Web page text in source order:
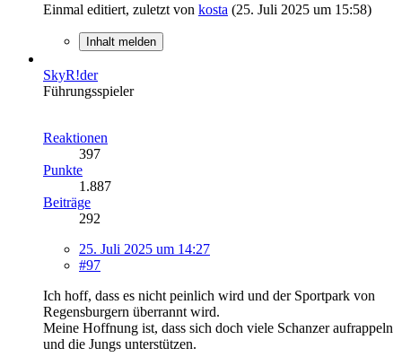
Einmal editiert, zuletzt von kosta (25. Juli 2025 um 15:58)
Inhalt melden
SkyR!der
Führungsspieler
Reaktionen
397
Punkte
1.887
Beiträge
292
25. Juli 2025 um 14:27
#97
Ich hoff, dass es nicht peinlich wird und der Sportpark von
Regensburgern überrannt wird.
Meine Hoffnung ist, dass sich doch viele Schanzer aufrappeln
und die Jungs unterstützen.